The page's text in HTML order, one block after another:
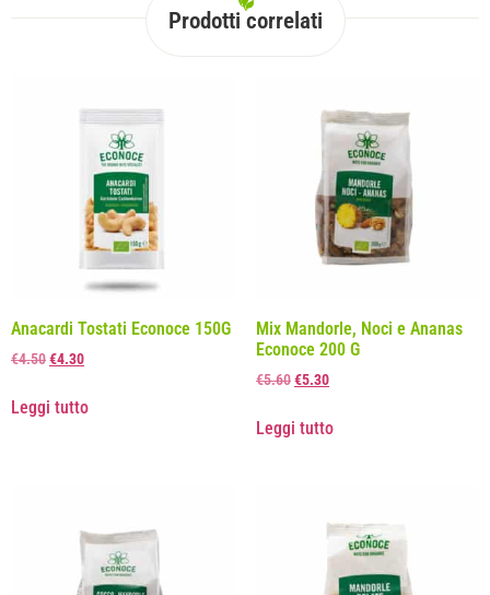
Prodotti correlati
Anacardi Tostati Econoce 150G
€4.50€4.30
Leggi tutto
Mix Mandorle, Noci e Ananas
Econoce 200 G
€5.60€5.30
Leggi tutto